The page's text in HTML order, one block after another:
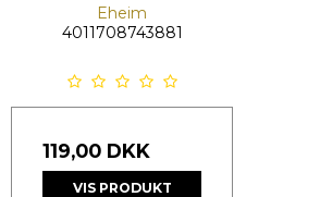
Eheim
4011708743881
119,00 DKK
VIS PRODUKT